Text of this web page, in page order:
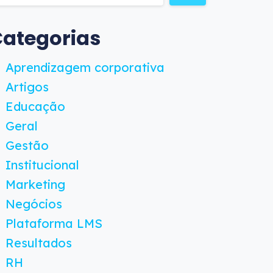
Aprendizagem corporativa
Artigos
Educação
Geral
Gestão
Institucional
Marketing
Negócios
Plataforma LMS
Resultados
RH